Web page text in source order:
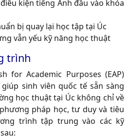
kiện tiếng Anh đầu vào khóa
bị quay lại học tập tại Úc
vẫn yếu kỹ năng học thuật
trình
for Academic Purposes (EAP)
sinh viên quốc tế sẵn sàng
học thuật tại Úc không chỉ về
pháp học, tư duy và tiêu
trình tập trung vào các kỹ